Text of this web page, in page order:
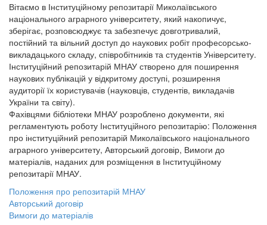
Вітаємо в Інституційному репозитарії Миколаївського
національного аграрного університету, який накопичує,
зберігає, розповсюджує та забезпечує довготривалий,
постійний та вільний доступ до наукових робіт професорсько-
викладацького складу, співробітників та студентів Університету.
Інституційний репозитарій МНАУ створено для поширення
наукових публікацій у відкритому доступі, розширення
аудиторії їх користувачів (науковців, студентів, викладачів
України та світу).
Фахівцями бібліотеки МНАУ розроблено документи, які
регламентують роботу Інституційного репозитарію: Положення
про інституційний репозитарій Миколаївського національного
аграрного університету, Авторський договір, Вимоги до
матеріалів, наданих для розміщення в Інституційному
репозитарії МНАУ.
Положення про репозитарій МНАУ
Авторський договір
Вимоги до матеріалів